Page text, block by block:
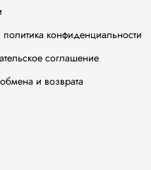
конфиденциальности
соглашение
и возврата